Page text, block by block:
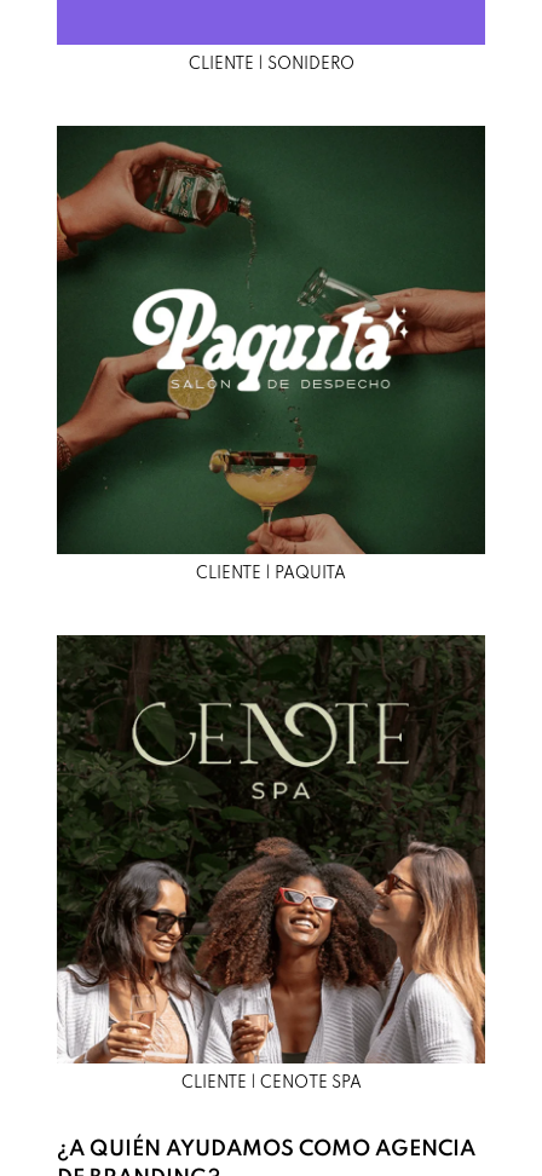
CLIENTE | SONIDERO
CLIENTE | PAQUITA
CLIENTE | CENOTE SPA
¿A QUIÉN AYUDAMOS COMO AGENCIA